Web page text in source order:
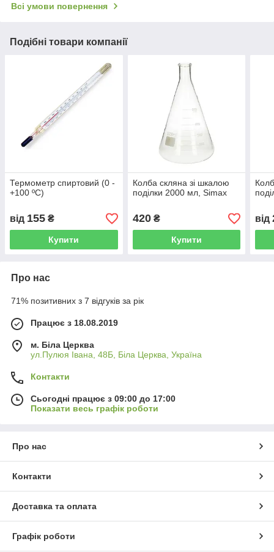
Всі умови повернення
Подібні товари компанії
Термометр спиртовий (0 -
+100 ºC)
від 155 ₴
Купити
Колба скляна зі шкалою
поділки 2000 мл, Simax
420₴
Купити
від
Про нас
71% позитивних з 7 відгуків за рік
Працює з 18.08.2019
м. Біла Церква
ул.Пулюя Івана, 48Б, Біла Церква, Україна
Контакти
Сьогодні працює з 09:00 до 17:00
Показати весь графік роботи
Про нас
Контакти
Доставка та оплата
Графік роботи